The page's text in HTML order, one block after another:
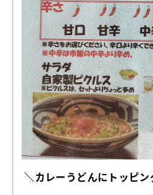
＼カレーうどんにトッピ